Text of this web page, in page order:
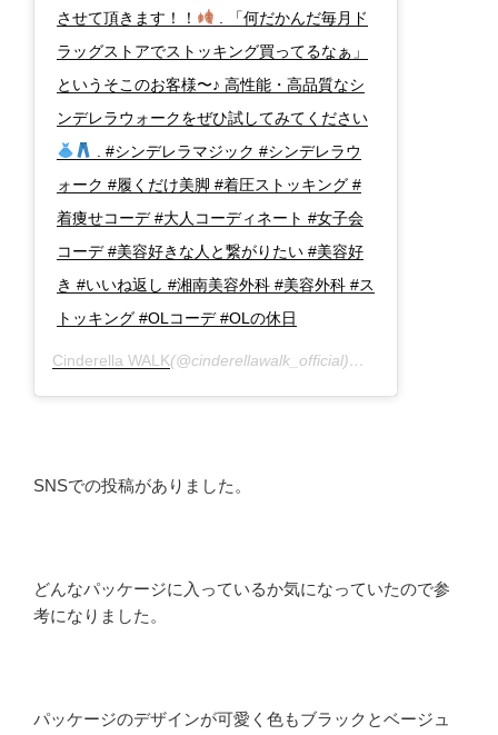
させて頂きます！！
. 「何だかんだ毎月ド
ラッグストアでストッキング買ってるなぁ」
というそこのお客様〜♪ 高性能・高品質なシ
ンデレラウォークをぜひ試してみてください
. #シンデレラマジック #シンデレラウ
ォーク #履くだけ美脚 #着圧ストッキング #
着痩せコーデ #大人コーディネート #女子会
コーデ #美容好きな人と繋がりたい #美容好
き #いいね返し #湘南美容外科 #美容外科 #ス
トッキング #OLコーデ #OLの休日
Cinderella WALK(@cinderellawalk_official)がシェアした投稿 –
SNSでの投稿がありました。
どんなパッケージに入っているか気になっていたので参
考になりました。
パッケージのデザインが可愛く色もブラックとベージュ